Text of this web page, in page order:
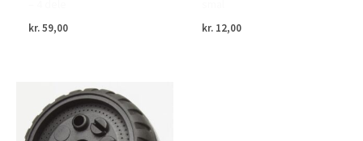
kr.59,00 kr. 12,00